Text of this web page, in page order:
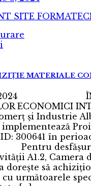
MATERIALE
ÎN
ECONOMICI
și Industrie
implementează
ID: 300641 în
Pentru
A1.2, Camera
dorește să
cu următoarele